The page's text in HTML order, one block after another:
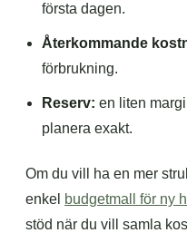
första dagen.
Återkommande
förbrukning.
Reserv: en liten
planera exakt.
Om du vill ha en mer
enkel budgetmall för ny
stöd när du vill samla